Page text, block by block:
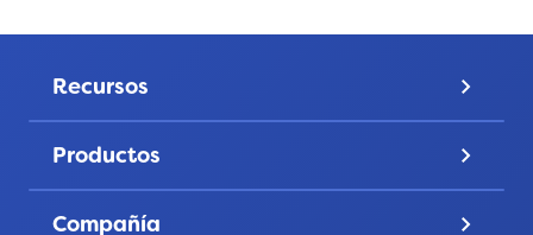
Recursos keyboard_arrow_down
Precios
Galería
Productos keyboard_arrow_down
Pines de solapa
Compañía keyboard_arrow_down